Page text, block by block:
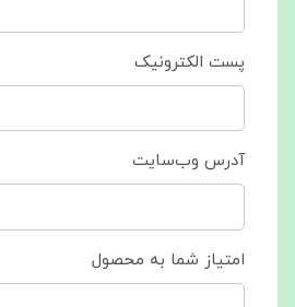
پست الکترونیک
آدرس وب‌سایت
امتیاز شما به محصول